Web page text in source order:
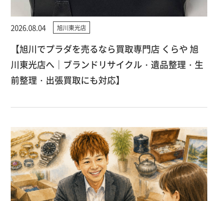
2026.08.04 旭川東光店
【旭川でプラダを売るなら買取専門店 くらや 旭
川東光店へ｜ブランドリサイクル・遺品整理・生
前整理・出張買取にも対応】